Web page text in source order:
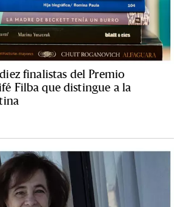
finalistas del Premio
Filba que distingue a la